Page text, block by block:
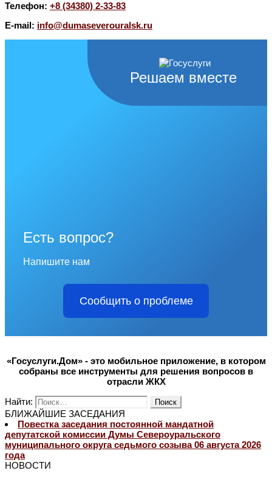
Телефон: +8 (34380) 2-33-83
E-mail: info@dumaseverouralsk.ru
Решаем вместе
Есть вопрос?
Напишите нам
Сообщить о проблеме
«Госуслуги.Дом» - это мобильное приложение, в котором
собраны все инструменты для решения вопросов в
отрасли ЖКХ
Найти:
БЛИЖАЙШИЕ ЗАСЕДАНИЯ
Повестка заседания постоянной мандатной
депутатской комиссии Думы Североуральского
муниципального округа седьмого созыва 06 августа 2026
года
НОВОСТИ